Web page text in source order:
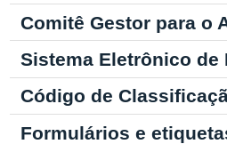
Comitê Gestor para o
Sistema Eletrônico de
Código de
Formulários e